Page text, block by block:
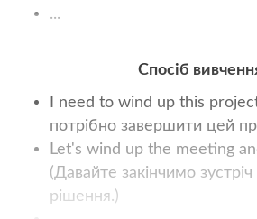
...
Спосіб
I need to wind up this
потрібно завершити цей
Let's wind up the meeting
(Давайте закінчимо
рішення.)